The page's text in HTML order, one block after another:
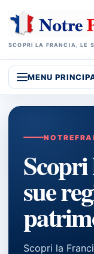
SCOPRI LA FRANCIA, LE
MENU
sue
Scopri la